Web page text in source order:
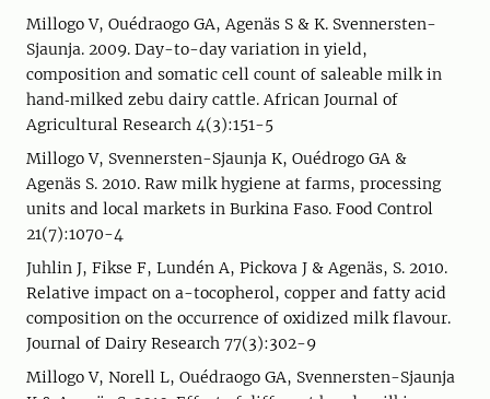
Millogo V, Ouédraogo GA, Agenäs S & K. Svennersten-
Sjaunja. 2009. Day-to-day variation in yield,
composition and somatic cell count of saleable milk in
hand‑milked zebu dairy cattle. African Journal of
Agricultural Research 4(3):151-5
Millogo V, Svennersten-Sjaunja K, Ouédrogo GA &
Agenäs S. 2010. Raw milk hygiene at farms, processing
units and local markets in Burkina Faso. Food Control
21(7):1070-4
Juhlin J, Fikse F, Lundén A, Pickova J & Agenäs, S. 2010.
Relative impact on a-tocopherol, copper and fatty acid
composition on the occurrence of oxidized milk flavour.
Journal of Dairy Research 77(3):302-9
Millogo V, Norell L, Ouédraogo GA, Svennersten-Sjaunja